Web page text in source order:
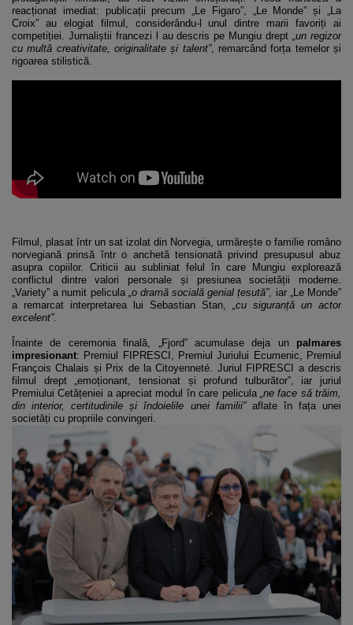
reacționat imediat: publicații precum „Le Figaro”, „Le Monde” și „La
Croix” au elogiat filmul, considerându-l unul dintre marii favoriți ai
competiției. Jurnaliștii francezi l au descris pe Mungiu drept„un regizor
cu multă creativitate, originalitate și talent”, remarcând forța temelor și
rigoarea stilistică.
Filmul, plasat într un sat izolat din Norvegia, urmărește o familie româno
norvegiană prinsă într o anchetă tensionată privind presupusul abuz
asupra copiilor. Criticii au subliniat felul în care Mungiu explorează
conflictul dintre valori personale și presiunea societății moderne.
„Variety” a numit pelicula „o dramă socială genial țesută”, iar „Le Monde”
a remarcat interpretarea lui Sebastian Stan, „cu siguranță un actor
excelent”.
Înainte de ceremonia finală, „Fjord” acumulase deja un palmares
impresionant: Premiul FIPRESCI, Premiul Juriului Ecumenic, Premiul
François Chalais și Prix de la Citoyenneté. Juriul FIPRESCI a descris
filmul drept „emoționant, tensionat și profund tulburător”, iar juriul
Premiului Cetățeniei a apreciat modul în care pelicula „ne face să trăim,
din interior, certitudinile și îndoielile unei familii”aflate în fața unei
societăți cu propriile convingeri.